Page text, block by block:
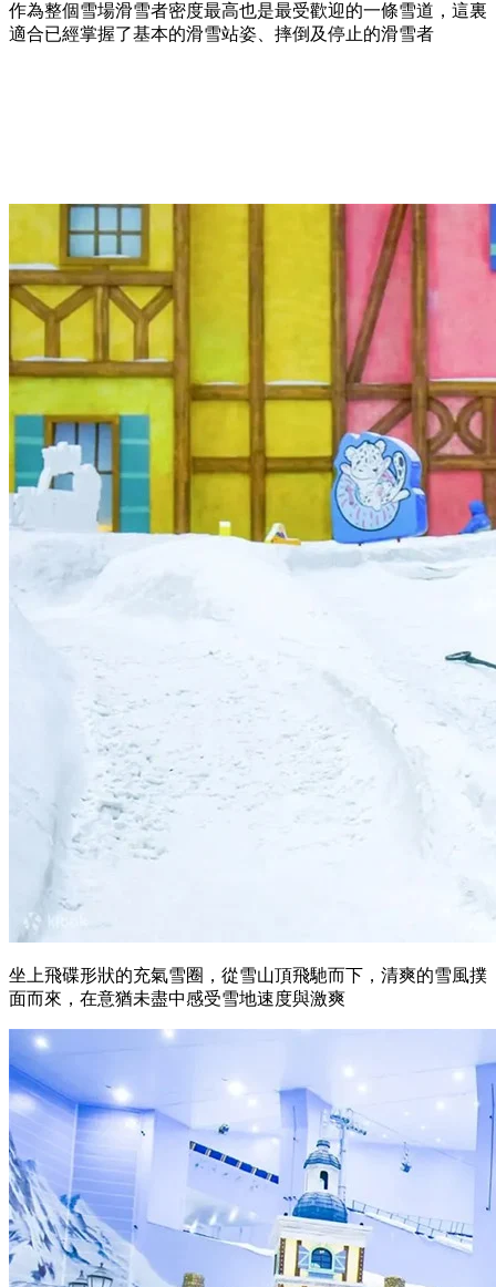
作為整個雪場滑雪者密度最高也是最受歡迎的一條雪道，這裏
適合已經掌握了基本的滑雪站姿、摔倒及停止的滑雪者
坐上飛碟形狀的充氣雪圈，從雪山頂飛馳而下，清爽的雪風撲
面而來，在意猶未盡中感受雪地速度與激爽